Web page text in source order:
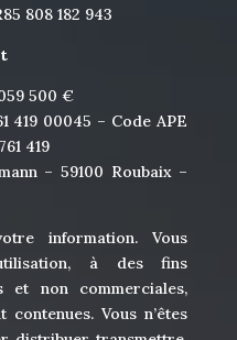
808 182 943
500 €
419 00045 – Code APE
419
– 59100 Roubaix –
information. Vous
à des fins
et non commerciales,
Vous n’êtes